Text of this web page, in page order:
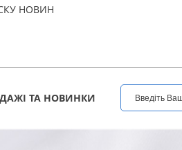
НОВИН
ТА НОВИНКИ